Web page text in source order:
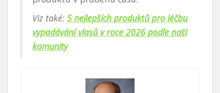
Viz také: 5 nejlepších produktů pro léčbu
vypadávání vlasů v roce 2026 podle naší
komunity